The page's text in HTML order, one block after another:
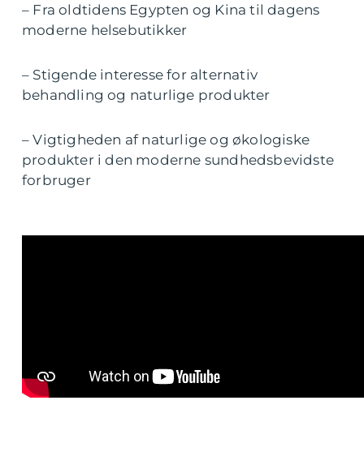
– Fra oldtidens Egypten og Kina til dagens
moderne helsebutikker
– Stigende interesse for alternativ
behandling og naturlige produkter
– Vigtigheden af naturlige og økologiske
produkter i den moderne sundhedsbevidste
forbruger